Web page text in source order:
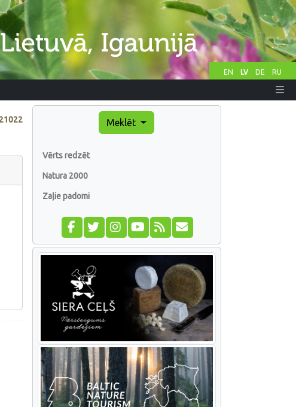
EN LV DE RU
21022 Meklēt
Vērts redzēt
Natura 2000
Zaļie padomi